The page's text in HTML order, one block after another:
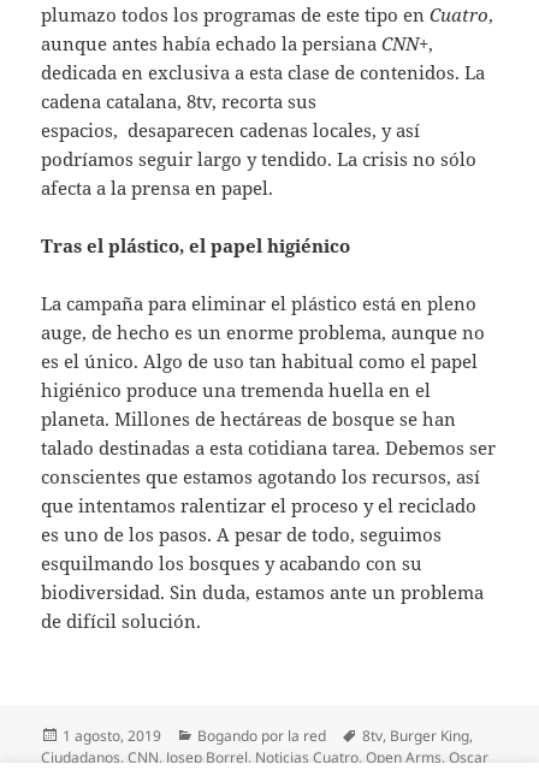
plumazo todos los programas de este tipo enCuatro,
aunque antes había echado la persianaCNN+,
dedicada en exclusiva a esta clase de contenidos. La
cadena catalana, 8tv, recorta sus
espacios, desaparecen cadenas locales, y así
podríamos seguir largo y tendido. La crisis no sólo
afecta a la prensa en papel.
Tras el plástico, el papel higiénico
La campaña para eliminar el plástico está en pleno
auge, de hecho es un enorme problema, aunque no
es el único. Algo de uso tan habitual como el papel
higiénico produce una tremenda huella en el
planeta. Millones de hectáreas de bosque se han
talado destinadas a esta cotidiana tarea. Debemos ser
conscientes que estamos agotando los recursos, así
que intentamos ralentizar el proceso y el reciclado
es uno de los pasos. A pesar de todo, seguimos
esquilmando los bosques y acabando con su
biodiversidad. Sin duda, estamos ante un problema
de difícil solución.
Publicado
el
1 agosto, 2019 Categorías
Bogando por la red Etiquetas
8tv, Burger King,
Ciudadanos,CNN, Josep Borrel, Noticias Cuatro,Open Arms,Oscar